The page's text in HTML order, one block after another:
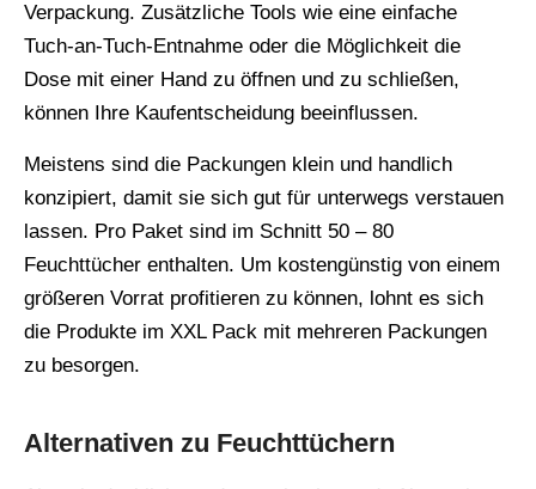
Verpackung. Zusätzliche Tools wie eine einfache
Tuch-an-Tuch-Entnahme oder die Möglichkeit die
Dose mit einer Hand zu öffnen und zu schließen,
können Ihre Kaufentscheidung beeinflussen.
Meistens sind die Packungen klein und handlich
konzipiert, damit sie sich gut für unterwegs verstauen
lassen. Pro Paket sind im Schnitt 50 – 80
Feuchttücher enthalten. Um kostengünstig von einem
größeren Vorrat profitieren zu können, lohnt es sich
die Produkte im XXL Pack mit mehreren Packungen
zu besorgen.
Alternativen zu Feuchttüchern